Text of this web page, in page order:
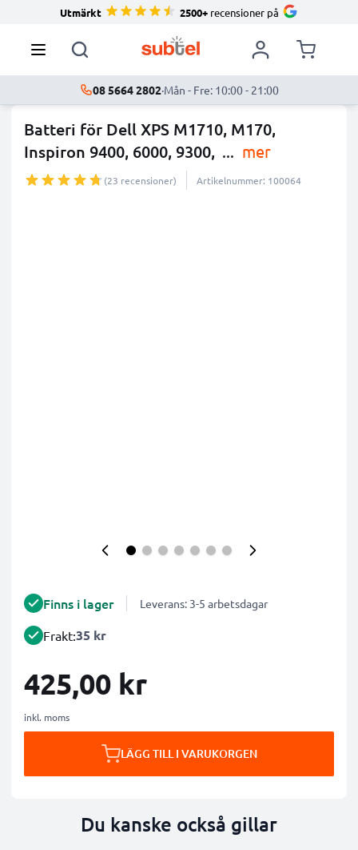
Utmärkt 2500+ recensioner på
08 5664 2802·Mån - Fre: 10:00 - 21:00
Batteri för Dell XPS M1710, M170,
Inspiron 9400, 6000, 9300, ... mer
(23 recensioner) Artikelnummer: 100064
Finns i lager Leverans: 3-5 arbetsdagar
Frakt:35 kr
425,00 kr
inkl. moms
LÄGG TILL I VARUKORGEN
Du kanske också gillar